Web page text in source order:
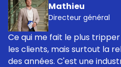
Mathieu
Directeur général
Ce qui me fait le plus
les clients, mais surtout la
des années. C'est une